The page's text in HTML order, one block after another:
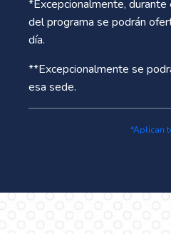
*Excepcionalmente,
del programa se podrán
día.
**Excepcionalmente se
esa sede.
*Aplican